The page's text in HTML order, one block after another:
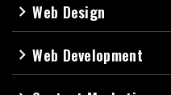
navigate_nextWeb Design
navigate_nextWeb Development